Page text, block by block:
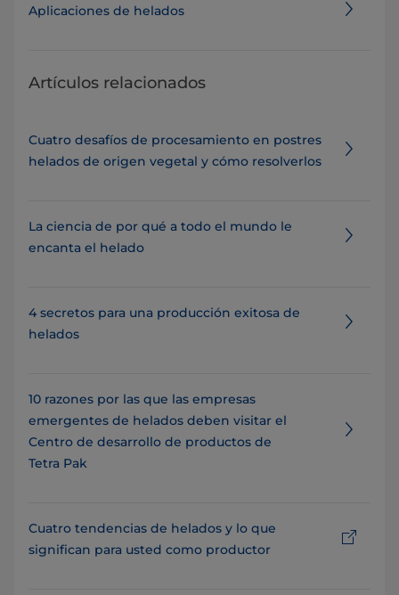
Aplicaciones de helados
Artículos relacionados
Cuatro desafíos de procesamiento en postres
helados de origen vegetal y cómo resolverlos
La ciencia de por qué a todo el mundo le
encanta el helado
4 secretos para una producción exitosa de
helados
10 razones por las que las empresas
emergentes de helados deben visitar el
Centro de desarrollo de productos de
Tetra Pak
Cuatro tendencias de helados y lo que
significan para usted como productor